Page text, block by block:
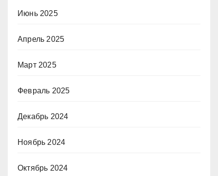
Июнь 2025
Апрель 2025
Март 2025
Февраль 2025
Декабрь 2024
Ноябрь 2024
Октябрь 2024